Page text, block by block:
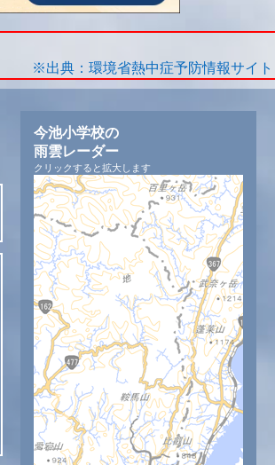
※出典：環境省熱中症予防情報サイト
今池小学校の
雨雲レーダー
クリックすると拡大します